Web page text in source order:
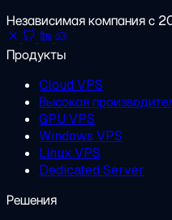
Независимая компания с
Продукты
Cloud VPS
Высокая
GPU VPS
Windows VPS
Linux VPS
Dedicated Server
Решения